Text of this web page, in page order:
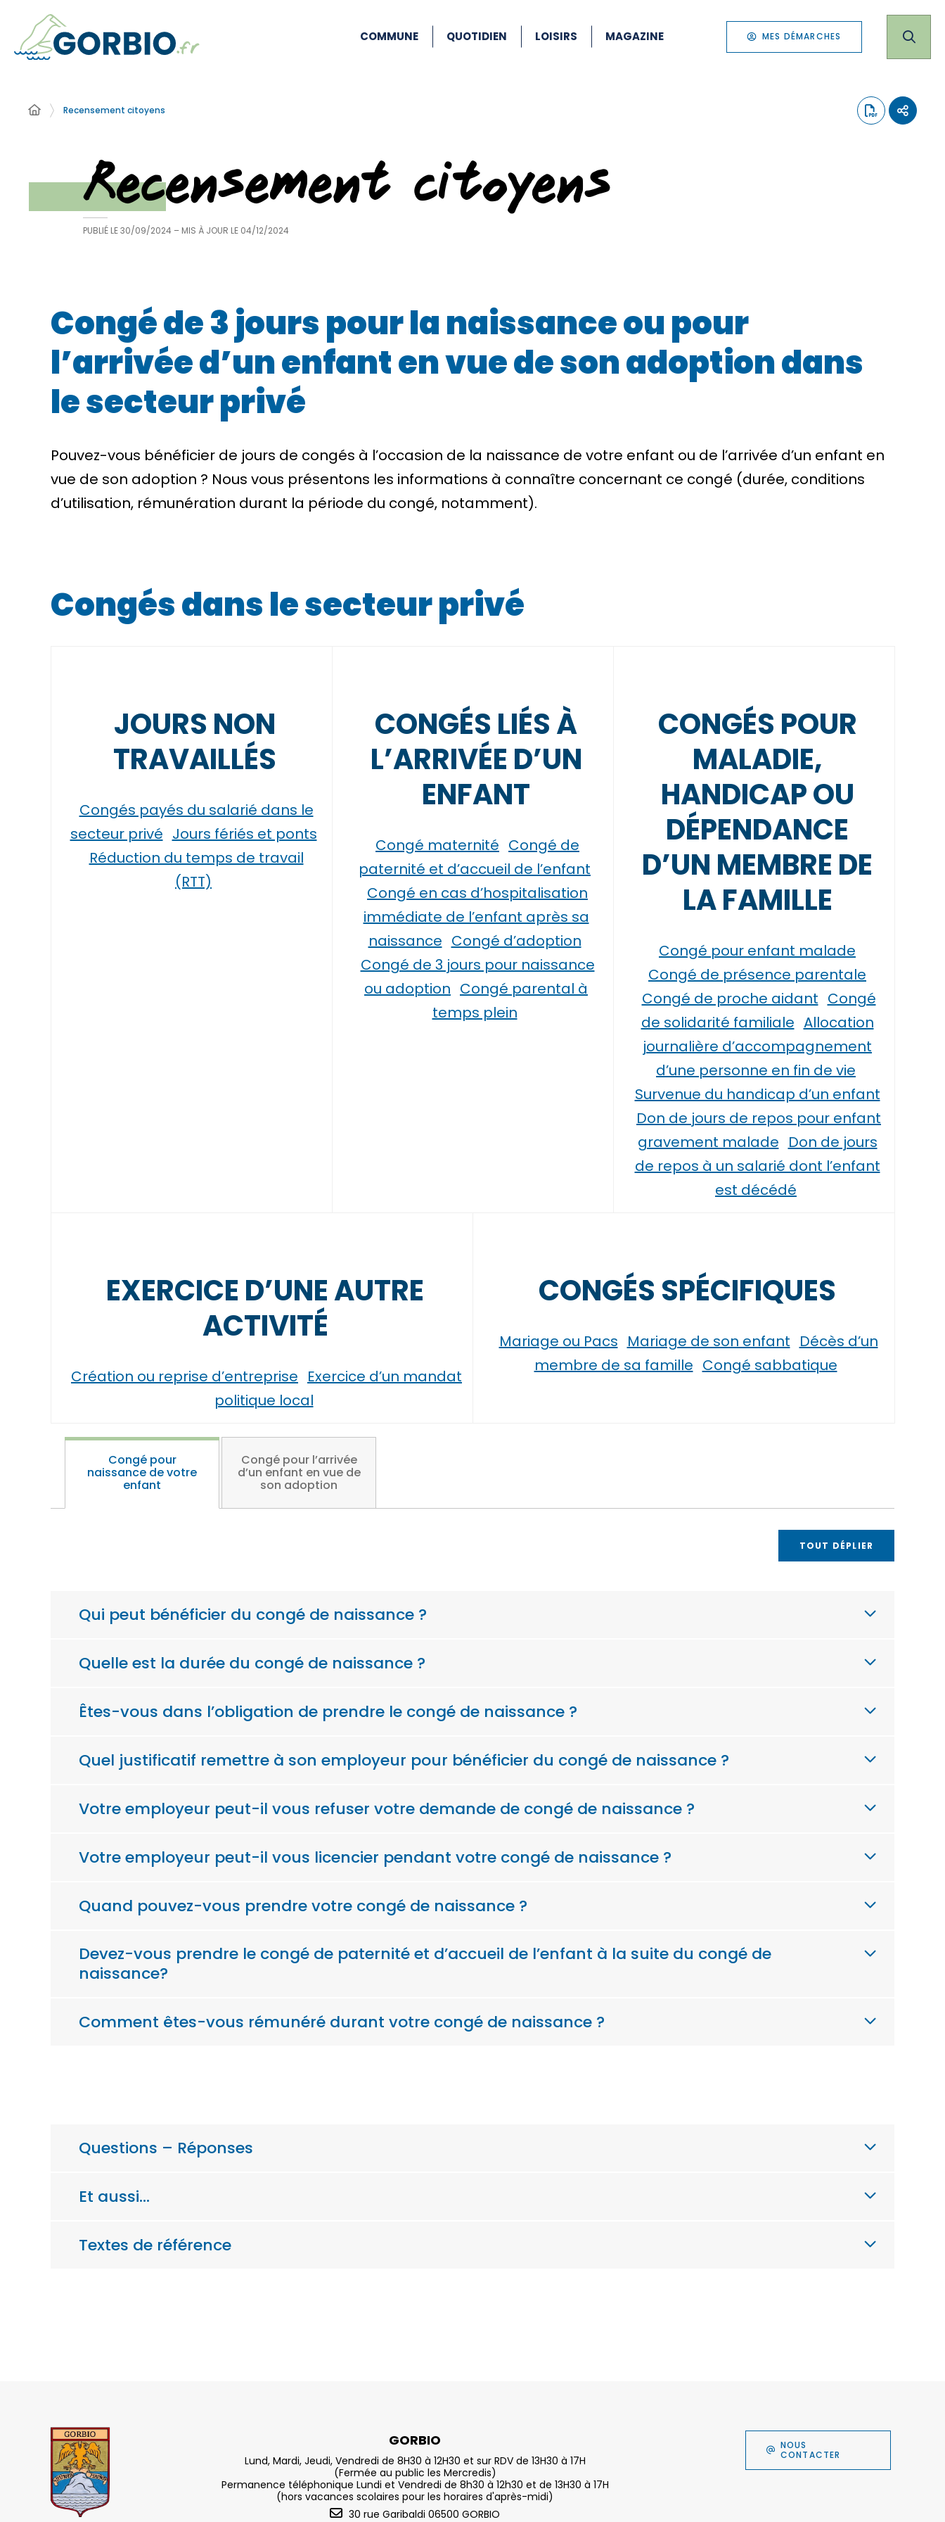
COMMUNE QUOTIDIEN LOISIRS MAGAZINE MES DÉMARCHES
Recensement citoyens
Recensement citoyens
PUBLIÉ LE30/09/2024 – MIS À JOUR LE 04/12/2024
Congé de 3 jours pour la naissance ou pour
l’arrivée d’un enfant en vue de son adoption dans
le secteur privé
Pouvez-vous bénéficier de jours de congés à l’occasion de la naissance de votre enfant ou de l’arrivée d’un enfant en
vue de son adoption ? Nous vous présentons les informations à connaître concernant ce congé (durée, conditions
d’utilisation, rémunération durant la période du congé, notamment).
Congés dans le secteur privé
JOURS NON
TRAVAILLÉS
Congés payés du salarié dans le
secteur privé Jours fériés et ponts
Réduction du temps de travail
(RTT)
CONGÉS LIÉS À
L’ARRIVÉE D’UN
ENFANT
Congé maternité Congé de
paternité et d’accueil de l’enfant
Congé en cas d’hospitalisation
immédiate de l’enfant après sa
naissance Congé d’adoption
Congé de 3 jours pour naissance
ou adoption Congé parental à
temps plein
CONGÉS POUR
MALADIE,
HANDICAP OU
DÉPENDANCE
D’UN MEMBRE DE
LA FAMILLE
Congé pour enfant malade
Congé de présence parentale
Congé de proche aidant Congé
de solidarité familiale Allocation
journalière d’accompagnement
d’une personne en fin de vie
Survenue du handicap d’un enfant
Don de jours de repos pour enfant
gravement malade Don de jours
de repos à un salarié dont l’enfant
est décédé
EXERCICE D’UNE AUTRE
ACTIVITÉ
Création ou reprise d’entreprise Exercice d’un mandat
politique local
CONGÉS SPÉCIFIQUES
Mariage ou Pacs Mariage de son enfant Décès d’un
membre de sa famille Congé sabbatique
Congé pour
naissance de votre
enfant
Congé pour l’arrivée
d’un enfant en vue de
son adoption
TOUT DÉPLIER
Qui peut bénéficier du congé de naissance ?
Quelle est la durée du congé de naissance ?
Êtes-vous dans l’obligation de prendre le congé de naissance ?
Quel justificatif remettre à son employeur pour bénéficier du congé de naissance ?
Votre employeur peut-il vous refuser votre demande de congé de naissance ?
Votre employeur peut-il vous licencier pendant votre congé de naissance ?
Quand pouvez-vous prendre votre congé de naissance ?
Devez-vous prendre le congé de paternité et d’accueil de l’enfant à la suite du congé de
naissance?
Comment êtes-vous rémunéré durant votre congé de naissance ?
Questions – Réponses
Et aussi…
Textes de référence
GORBIO
Lund, Mardi, Jeudi, Vendredi de 8H30 à 12H30 et sur RDV de 13H30 à 17H
(Fermée au public les Mercredis)
Permanence téléphonique Lundi et Vendredi de 8h30 à 12h30 et de 13H30 à 17H
(hors vacances scolaires pour les horaires d'après-midi)
30 rue Garibaldi 06500 GORBIO
NOUS
CONTACTER